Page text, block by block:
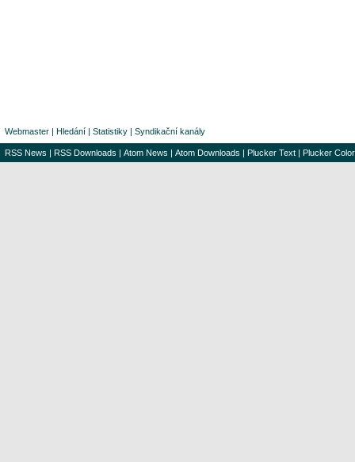
Webmaster | Hledání | Statistiky | Syndikační kanály
RSS News | RSS Downloads | Atom News | Atom Downloads | Plucker Text | Plucker Color